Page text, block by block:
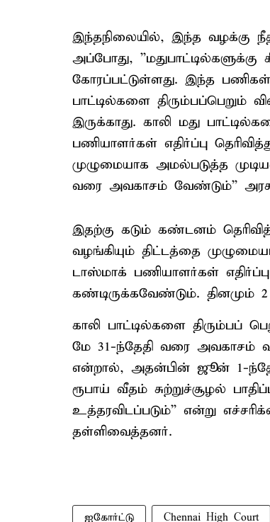
இந்தநிலையில், இந்த வழக்கு
அப்போது,
கோரப்பட்டுள்ளது. இந்த பணிகள்
பாட்டில்களை திரும்பப்பெறும்
இருக்காது. காலி மது
பணியாளர்கள் எதிர்ப்பு
முழுமையாக அமல்படுத்த
வரை அவகாசம் வேண்டும்'' அரசு
இதற்கு கடும் கண்டனம்
வழங்கியும் திட்டத்தை
டாஸ்மாக் பணியாளர்கள்
கண்டிருக்கவேண்டும். தினமும்
காலி பாட்டில்களை திரும்பப்
மே 31-ந்தேதி வரை அவகாசம்
என்றால், அதன்பின் ஜூன் 1-
ரூபாய் வீதம் சுற்றுச்சூழல்
உத்தரவிடப்படும்'' என்று
தள்ளிவைத்தனர்.
ஐகோர்ட்டு Chennai High Court